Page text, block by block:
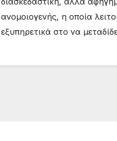
ανομοιογενής, η οποία
εξυπηρετικά στο να